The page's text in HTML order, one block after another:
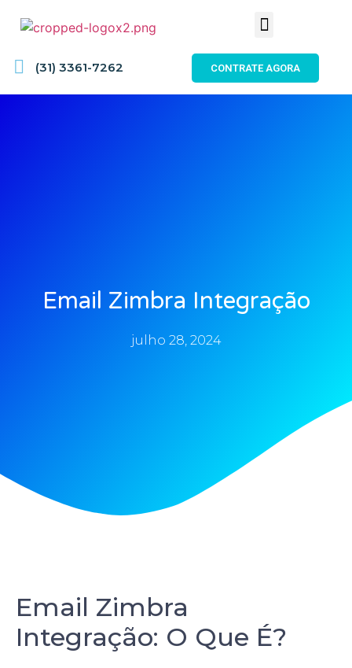
(31) 3361-7262 CONTRATE AGORA
Email Zimbra Integração
julho 28, 2024
Email Zimbra
Integração: O Que É?